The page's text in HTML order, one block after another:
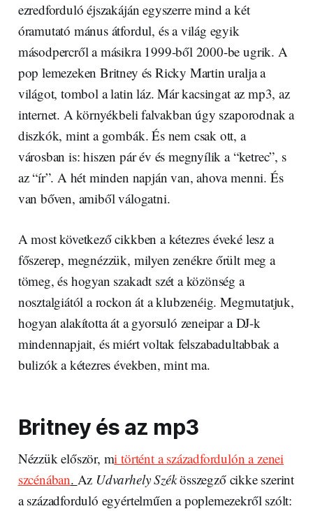
ezredforduló éjszakáján egyszerre mind a két
óramutató mánus átfordul, és a világ egyik
másodpercről a másikra 1999-ből 2000-be ugrik. A
pop lemezeken Britney és Ricky Martin uralja a
világot, tombol a latin láz. Már kacsingat az mp3, az
internet. A környékbeli falvakban úgy szaporodnak a
diszkók, mint a gombák. És nem csak ott, a
városban is: hiszen pár év és megnyílik a “ketrec”, s
az “ír”. A hét minden napján van, ahova menni. És
van bőven, amiből válogatni.
A most következő cikkben a kétezres éveké lesz a
főszerep, megnézzük, milyen zenékre őrült meg a
tömeg, és hogyan szakadt szét a közönség a
nosztalgiától a rockon át a klubzenéig. Megmutatjuk,
hogyan alakította át a gyorsuló zeneipar a DJ-k
mindennapjait, és miért voltak felszabadultabbak a
bulizók a kétezres években, mint ma.
Britney és az mp3
Nézzük először, mi történt a századfordulón a zenei
szcénában. Az Udvarhely Székösszegző cikke szerint
a századforduló egyértelműen a poplemezekről szólt: